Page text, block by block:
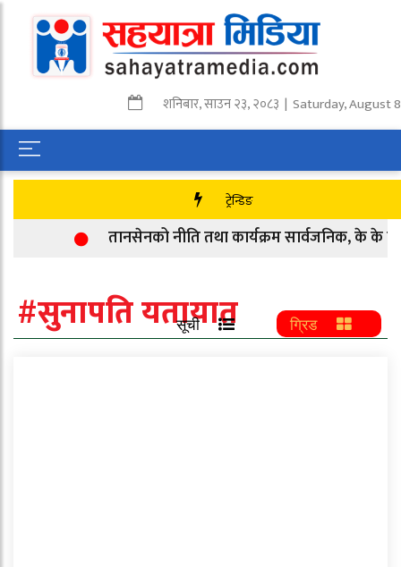
शनिबार,साउन२३,२०८३ | Saturday, August
ट्रेन्डिङ
तानसेनको नीति तथा कार्यक्रम सार्वजनिक, के के छन्
#सुनापति यतायात
सूची ग्रिड